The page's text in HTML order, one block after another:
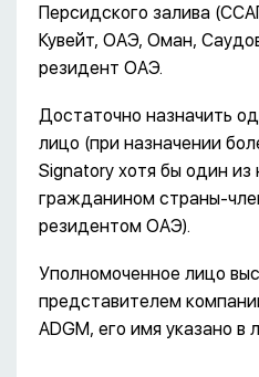
Персидского залива
Кувейт, ОАЭ, Оман,
резидент ОАЭ.
Достаточно назначить
лицо (при назначении
Signatory хотя бы один
гражданином страны-
резидентом ОАЭ).
Уполномоченное лицо
представителем
ADGM, его имя указано в